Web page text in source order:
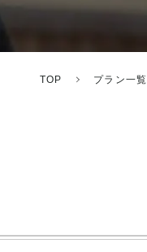
TOP プラン一覧